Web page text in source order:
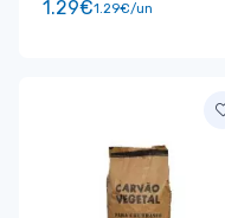
1.29€1.29€/un